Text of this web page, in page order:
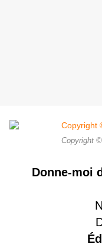
Copyright
Donne-moi